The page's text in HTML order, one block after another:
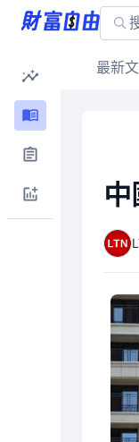
最新